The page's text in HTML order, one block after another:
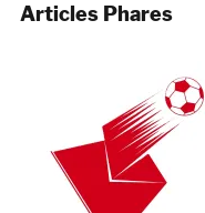
Articles Phares